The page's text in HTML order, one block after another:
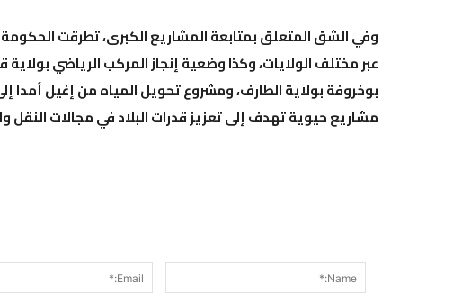
وفي الشق المتعلق بمتابعة المشاريع الكبرى، تطرقت
عبر مختلف الولايات، وكذا وضعيةإنجاز المركب الرياضي
بوخروفة بولاية الطارف، ومشروعتحويل المياه من إغيل أمدا
مشاريع حيوية تهدف إلى تعزيز قدرات البلاد في مجالات النقل
Name:*